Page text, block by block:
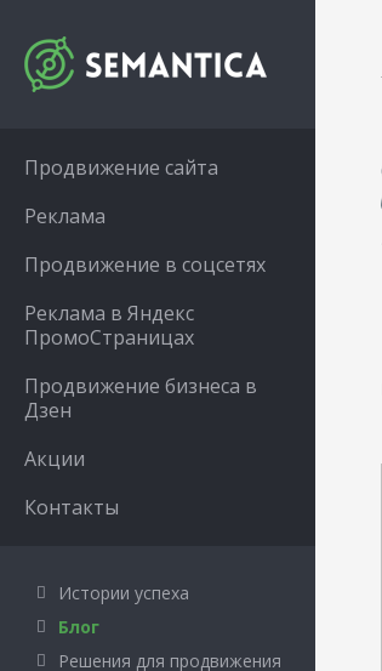
Продвижение сайта
Реклама
Продвижение в соцсетях
Реклама в Яндекс
ПромоСтраницах
Продвижение бизнеса в
Дзен
Акции
Контакты
Истории успеха
Блог
Решения для продвижения